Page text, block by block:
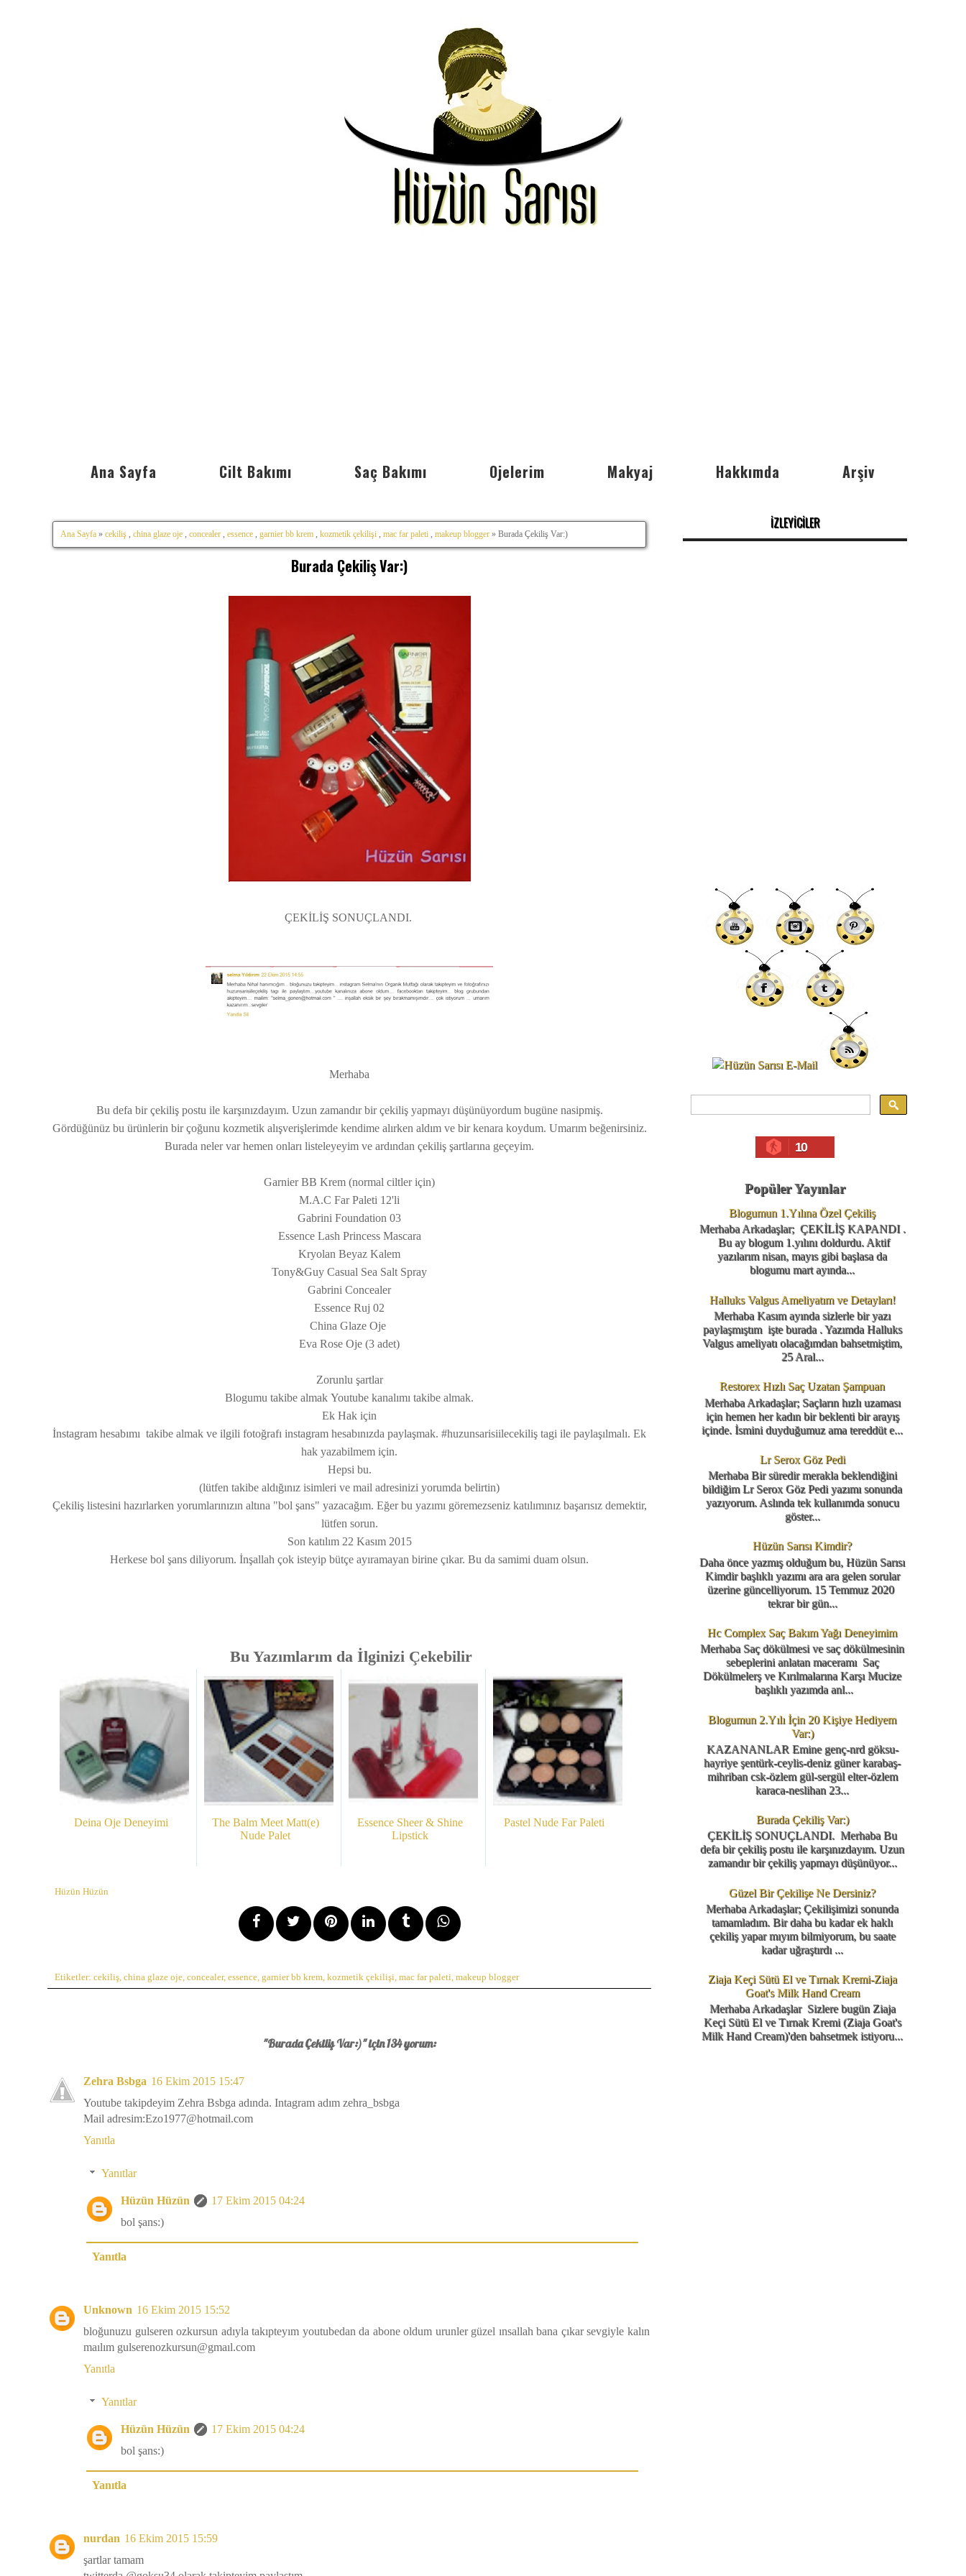
Ana Sayfa Cilt Bakımı Saç Bakımı Ojelerim Makyaj Hakkımda Arşiv
Ana Sayfa » cekiliş , china glaze oje , concealer , essence , garnier bb krem , kozmetik çekilişi , mac far paleti , makeup blogger » Burada Çekiliş Var:)
Burada Çekiliş Var:)
ÇEKİLİŞ SONUÇLANDI.
Merhaba
Bu defa bir çekiliş postu ile karşınızdayım. Uzun zamandır bir çekiliş yapmayı düşünüyordum bugüne nasipmiş.
Gördüğünüz bu ürünlerin bir çoğunu kozmetik alışverişlerimde kendime alırken aldım ve bir kenara koydum. Umarım beğenirsiniz.
Burada neler var hemen onları listeleyeyim ve ardından çekiliş şartlarına geçeyim.
Garnier BB Krem (normal ciltler için)
M.A.C Far Paleti 12'li
Gabrini Foundation 03
Essence Lash Princess Mascara
Kryolan Beyaz Kalem
Tony&Guy Casual Sea Salt Spray
Gabrini Concealer
Essence Ruj 02
China Glaze Oje
Eva Rose Oje (3 adet)
Zorunlu şartlar
Blogumu takibe almak Youtube kanalımı takibe almak.
Ek Hak için
İnstagram hesabımı takibe almak ve ilgili fotoğrafı instagram hesabınızda paylaşmak. #huzunsarisiilecekiliş tagi ile paylaşılmalı. Ek
hak yazabilmem için.
Hepsi bu.
(lütfen takibe aldığınız isimleri ve mail adresinizi yorumda belirtin)
Çekiliş listesini hazırlarken yorumlarınızın altına "bol şans" yazacağım. Eğer bu yazımı göremezseniz katılımınız başarısız demektir,
lütfen sorun.
Son katılım 22 Kasım 2015
Herkese bol şans diliyorum. İnşallah çok isteyip bütçe ayıramayan birine çıkar. Bu da samimi duam olsun.
Bu Yazımlarım da İlginizi Çekebilir
Deina Oje Deneyimi
The Balm Meet Matt(e)
Nude Palet
Essence Sheer & Shine
Lipstick
Pastel Nude Far Paleti
Hüzün Hüzün
Etiketler: cekiliş, china glaze oje, concealer, essence, garnier bb krem, kozmetik çekilişi, mac far paleti, makeup blogger
"Burada Çekiliş Var:)" için 134 yorum:
Zehra Bsbga 16 Ekim 2015 15:47
Youtube takipdeyim Zehra Bsbga adında. Intagram adım zehra_bsbga
Mail adresim:Ezo1977@hotmail.com
Yanıtla
Yanıtlar
Hüzün Hüzün
17 Ekim 2015 04:24
bol şans:)
Yanıtla
Unknown 16 Ekim 2015 15:52
bloğunuzu gulseren ozkursun adıyla takıpteyım youtubedan da abone oldum urunler güzel ınsallah bana çıkar sevgiyle kalın
maılım gulserenozkursun@gmaıl.com
Yanıtla
Yanıtlar
Hüzün Hüzün
17 Ekim 2015 04:24
bol şans:)
Yanıtla
nurdan 16 Ekim 2015 15:59
şartlar tamam
İZLEYİCİLER
10
Popüler Yayınlar
Blogumun 1.Yılına Özel Çekiliş
Merhaba Arkadaşlar; ÇEKİLİŞ KAPANDI .
Bu ay blogum 1.yılını doldurdu. Aktif
yazılarım nisan, mayıs gibi başlasa da
blogumu mart ayında...
Halluks Valgus Ameliyatım ve Detayları!
Merhaba Kasım ayında sizlerle bir yazı
paylaşmıştım işte burada . Yazımda Halluks
Valgus ameliyatı olacağımdan bahsetmiştim,
25 Aral...
Restorex Hızlı Saç Uzatan Şampuan
Merhaba Arkadaşlar; Saçların hızlı uzaması
için hemen her kadın bir beklenti bir arayış
içinde. İsmini duyduğumuz ama tereddüt e...
Lr Serox Göz Pedi
Merhaba Bir süredir merakla beklendiğini
bildiğim Lr Serox Göz Pedi yazımı sonunda
yazıyorum. Aslında tek kullanımda sonucu
göster...
Hüzün Sarısı Kimdir?
Daha önce yazmış olduğum bu, Hüzün Sarısı
Kimdir başlıklı yazımı ara ara gelen sorular
üzerine güncelliyorum. 15 Temmuz 2020
tekrar bir gün...
Hc Complex Saç Bakım Yağı Deneyimim
Merhaba Saç dökülmesi ve saç dökülmesinin
sebeplerini anlatan maceramı Saç
Dökülmelerş ve Kırılmalarına Karşı Mucize
başlıklı yazımda anl...
Blogumun 2.Yılı İçin 20 Kişiye Hediyem
Var:)
KAZANANLAR Emine genç-nrd göksu-
hayriye şentürk-ceylis-deniz güner karabaş-
mihriban csk-özlem gül-sergül elter-özlem
karaca-neslihan 23...
Burada Çekiliş Var:)
ÇEKİLİŞ SONUÇLANDI. Merhaba Bu
defa bir çekiliş postu ile karşınızdayım. Uzun
zamandır bir çekiliş yapmayı düşünüyor...
Güzel Bir Çekilişe Ne Dersiniz?
Merhaba Arkadaşlar; Çekilişimizi sonunda
tamamladım. Bir daha bu kadar ek haklı
çekiliş yapar mıyım bilmiyorum, bu saate
kadar uğraştırdı ...
Ziaja Keçi Sütü El ve Tırnak Kremi-Ziaja
Goat's Milk Hand Cream
Merhaba Arkadaşlar Sizlere bugün Ziaja
Keçi Sütü El ve Tırnak Kremi (Ziaja Goat's
Milk Hand Cream)'den bahsetmek istiyoru...